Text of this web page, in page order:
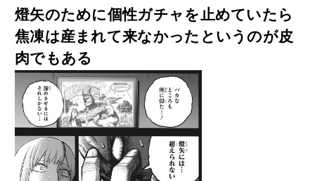
燈矢のために個性ガチャを止めていたら
焦凍は産まれて来なかったというのが皮
肉でもある